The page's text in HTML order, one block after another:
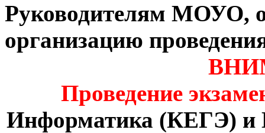
Руководителям МОУО,
организацию
Проведение
Информатика (КЕГЭ) и